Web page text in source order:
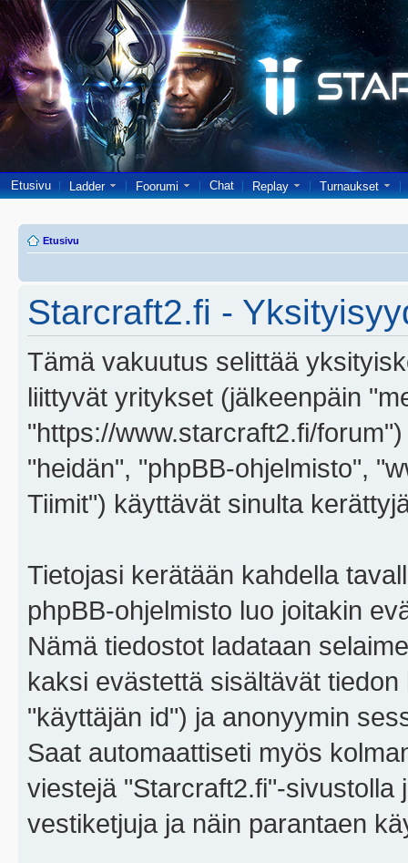
Etusivu Ladder Foorumi Chat Replay Turnaukset
Etusivu
Starcraft2.fi -
Tämä vakuutus selittää
liittyvät yritykset (jälkeenpäin
"https://www.starcraft2.fi/
"heidän", "phpBB-ohjelmisto",
Tiimit") käyttävät sinulta
Tietojasi kerätään kahdella
phpBB-ohjelmisto luo joitakin
Nämä tiedostot ladataan
kaksi evästettä sisältävät
"käyttäjän id") ja anonyymin
Saat automaattiseti myös
viestejä "Starcraft2.fi"-sivustolla
vestiketjuja ja näin parantaen